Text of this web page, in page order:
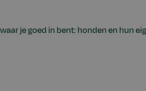
je goed in bent: honden en hun